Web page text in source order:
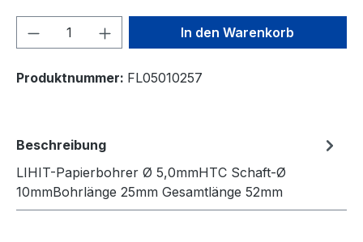
Produkt Anzahl: Gib denIn den Warenkorb
Produktnummer: FL05010257
Beschreibung
LIHIT-Papierbohrer Ø 5,0mmHTC Schaft-Ø
10mmBohrlänge 25mm Gesamtlänge 52mm